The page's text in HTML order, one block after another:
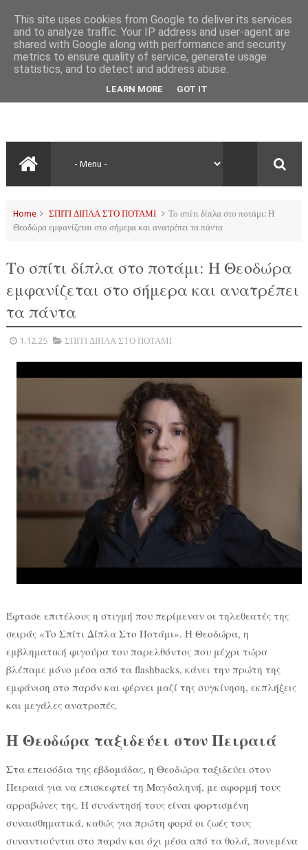
Home ΣΠΙΤΙ ΔΙΠΛΑ ΣΤΟ ΠΟΤΑΜΙ
Το σπίτι δίπλα στο ποτάμι: Η
Θεοδώρα εμφανίζεται στο σήμερα και ανατρέπει τα πάντα
Το σπίτι δίπλα στο ποτάμι: Η Θεοδώρα
εμφανίζεται στο σήμερα και ανατρέπει
τα πάντα
1.12.25 ΣΠΙΤΙ ΔΙΠΛΑ ΣΤΟ ΠΟΤΑΜΙ
Έφτασε επιτέλους η στιγμή που περίμεναν οι τηλεθεατές της
σειράς «Το Σπίτι Δίπλα Στο Ποτάμι». Η Θεοδώρα, η
εμβληματική φιγούρα του παρελθόντος που μέχρι τώρα
βλέπαμε μόνο μέσα από τα flashbacks, κάνει την πρώτη της
εμφάνιση στο παρόν και φέρνει μαζί της συγκίνηση, εκπλήξεις
και μεγάλες ανατροπές.
Η Θεοδώρα ταξιδεύει στον Πειραιά
Στα επεισόδια της εβδομάδας, η Θεοδώρα ταξιδεύει στον
Πειραιά για να επισκεφτεί τη Μαγδαληνή, με αφορμή τους
αρραβώνες της. Η συνάντησή τους είναι φορτισμένη
συναισθηματικά, καθώς για πρώτη φορά οι ζωές τους
συναντιούνται στο παρόν και όχι μέσα από τα θολά, πονεμένα
This site uses cookies from Google to deliver its services
and to analyze traffic. Your IP address and user-agent are
shared with Google along with performance and security
metrics to ensure quality of service, generate usage
statistics, and to detect and address abuse.
LEARN MORE GOT IT